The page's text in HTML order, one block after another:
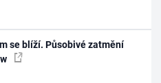
se blíží. Působivé zatmění